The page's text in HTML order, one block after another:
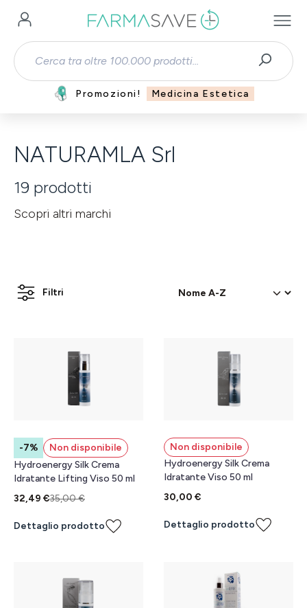
Passa al contenuto principale
Promozioni! Medicina Estetica
NATURAMLA Srl
19 prodotti
Scopri altri marchi
Filtri
-7%
Non disponibile
Hydroenergy Silk Crema
Idratante Lifting Viso 50 ml
32,49 €35,00 €
Dettaglio prodotto
Non disponibile
Hydroenergy Silk Crema
Idratante Viso 50 ml
30,00 €
Dettaglio prodotto